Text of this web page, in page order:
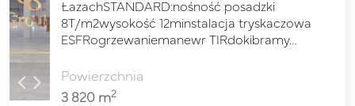
ŁazachSTANDARD:nośność posadzki
8T/m2wysokość 12minstalacja tryskaczowa
ESFRogrzewaniemanewr TIRdokibramy…
Powierzchnia
3 820 m2